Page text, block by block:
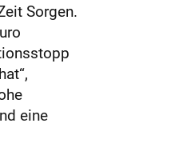
Sorgen.
eine